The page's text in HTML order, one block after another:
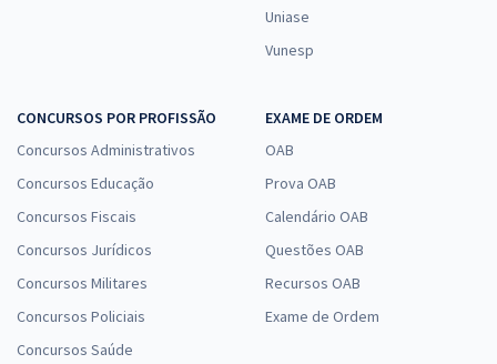
Uniase
Vunesp
CONCURSOS POR PROFISSÃO
Concursos Administrativos
Concursos Educação
Concursos Fiscais
Concursos Jurídicos
Concursos Militares
Concursos Policiais
Concursos Saúde
EXAME DE ORDEM
OAB
Prova OAB
Calendário OAB
Questões OAB
Recursos OAB
Exame de Ordem